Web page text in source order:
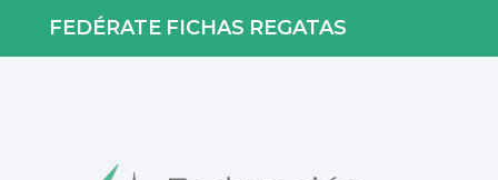
FEDÉRATE FICHAS REGATAS